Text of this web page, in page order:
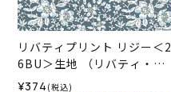
リバティプリント リジー＜2
6BU＞生地 （リバティ・フ
ァブリックス）2026SS
¥374 (税込)